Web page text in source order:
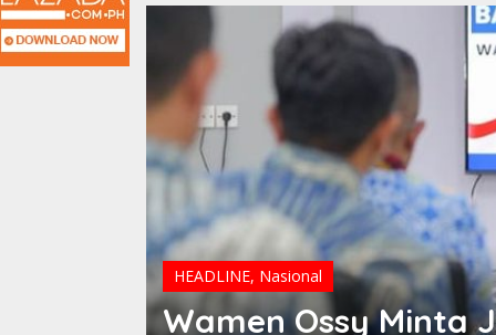
HEADLINE, Nasional
Wamen Ossy Minta